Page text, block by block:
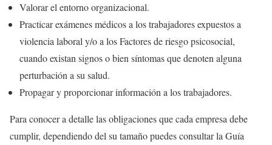
Valorar el entorno organizacional.
Practicar exámenes médicos a los trabajadores expuestos a
violencia laboral y/o a los Factores de riesgo psicosocial,
cuando existan signos o bien síntomas que denoten alguna
perturbación a su salud.
Propagar y proporcionar información a los trabajadores.
Para conocer a detalle las obligaciones que cada empresa debe
cumplir, dependiendo del su tamaño puedes consultar la Guía